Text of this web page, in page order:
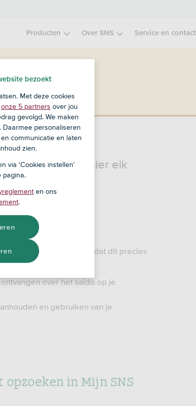
ASN Bank .
Producten Over SNS Service en contact
Dan krijg je hier elk
van.
van dit overzicht is
en kostenoverzicht’ omdat dit precies
over het saldo op je
en gebruiken van je
in Mijn SNS
bezoekt
Met deze cookies
onze 5 partners over jou
gevolgd. We maken
Daarmee personaliseren
communicatie en laten
zien.
via 'Cookies instellen'
pagina.
en ons
.